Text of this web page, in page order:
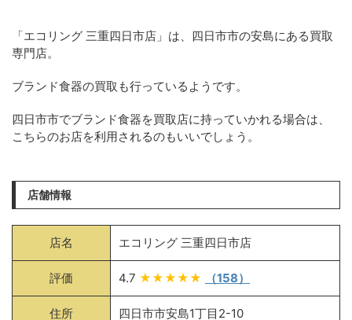
「エコリング 三重四日市店」は、四日市市の安島にある買取
専門店。
ブランド食器の買取も行っているようです。
四日市市でブランド食器を買取店に持っていかれる場合は、
こちらのお店を利用されるのもいいでしょう。
店舗情報
店名 エコリング 三重四日市店
評価 4.7 ★★★★★ （158）
住所 四日市市安島1丁目2-10